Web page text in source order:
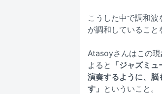
こうした中で調和
が調和していること
Atasoyさんはこの現
よると 「ジャズミ
演奏するように、脳
す」 といういこと。